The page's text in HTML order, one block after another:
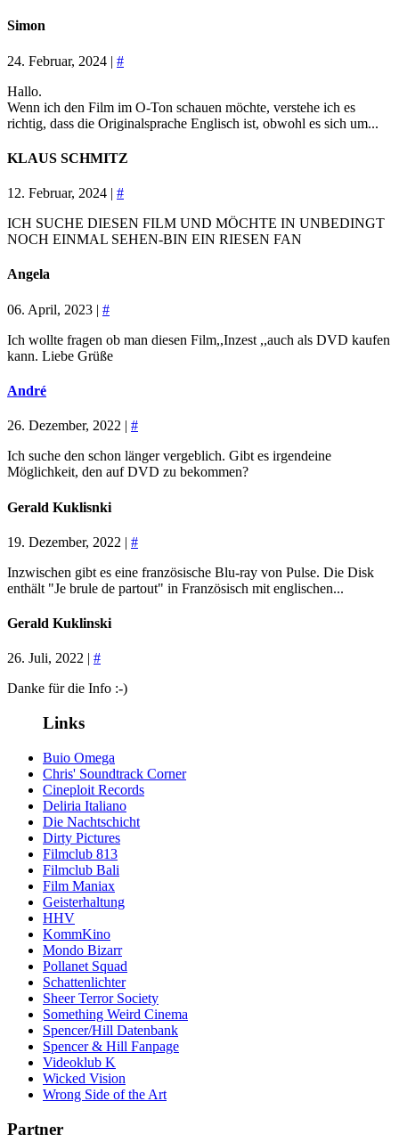
Simon
24. Februar, 2024 | #
Hallo.
Wenn ich den Film im O-Ton schauen möchte, verstehe ich es
richtig, dass die Originalsprache Englisch ist, obwohl es sich um...
KLAUS SCHMITZ
12. Februar, 2024 | #
ICH SUCHE DIESEN FILM UND MÖCHTE IN UNBEDINGT
NOCH EINMAL SEHEN-BIN EIN RIESEN FAN
Angela
06. April, 2023 | #
Ich wollte fragen ob man diesen Film,,Inzest ,,auch als DVD kaufen
kann. Liebe Grüße
André
26. Dezember, 2022 | #
Ich suche den schon länger vergeblich. Gibt es irgendeine
Möglichkeit, den auf DVD zu bekommen?
Gerald Kuklisnki
19. Dezember, 2022 | #
Inzwischen gibt es eine französische Blu-ray von Pulse. Die Disk
enthält "Je brule de partout" in Französisch mit englischen...
Gerald Kuklinski
26. Juli, 2022 | #
Danke für die Info :-)
Links
Buio Omega
Chris' Soundtrack Corner
Cineploit Records
Deliria Italiano
Die Nachtschicht
Dirty Pictures
Filmclub 813
Filmclub Bali
Film Maniax
Geisterhaltung
HHV
KommKino
Mondo Bizarr
Pollanet Squad
Schattenlichter
Sheer Terror Society
Something Weird Cinema
Spencer/Hill Datenbank
Spencer & Hill Fanpage
Videoklub K
Wicked Vision
Wrong Side of the Art
Partner